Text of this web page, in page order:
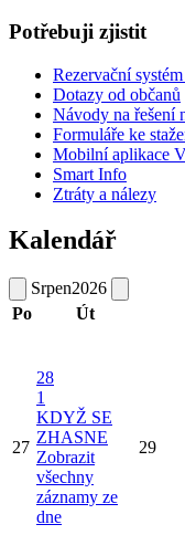
Potřebuji zjistit
Rezervační
Dotazy od občanů
Návody na řešení
Formuláře ke
Mobilní aplikace
Smart Info
Ztráty a nálezy
Kalendář
Srpen2026
Po
Út
27
28
1
KDYŽ SE
ZHASNE
Zobrazit
všechny
záznamy ze
dne
29